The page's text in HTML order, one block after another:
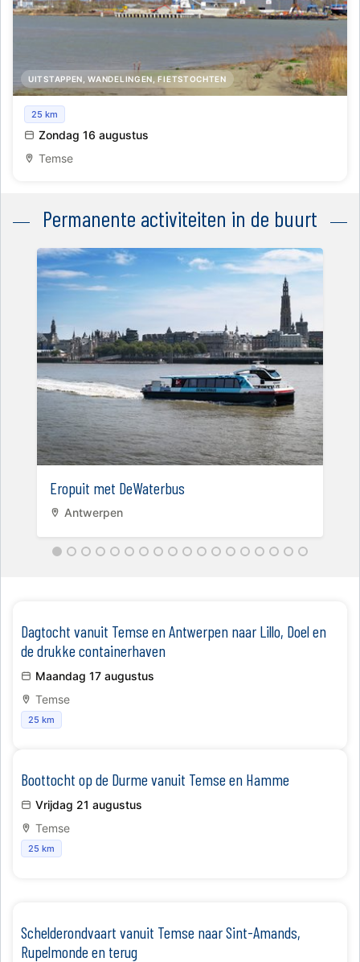
UITSTAPPEN, WANDELINGEN, FIETSTOCHTEN
Schelderondvaart vanuit Temse met bezoek aan het
Noordelijk Eiland
25 km
Zondag 16 augustus
Temse
Permanente activiteiten in de buurt
Eropuit met DeWaterbus
Antwerpen
​Dagtocht vanuit Temse en Antwerpen naar Lillo, Doel en
de drukke containerhaven
Maandag 17 augustus
Temse
25 km
Boottocht op de Durme vanuit Temse en Hamme
Vrijdag 21 augustus
Temse
25 km
Schelderondvaart vanuit Temse naar Sint-Amands,
Rupelmonde en terug